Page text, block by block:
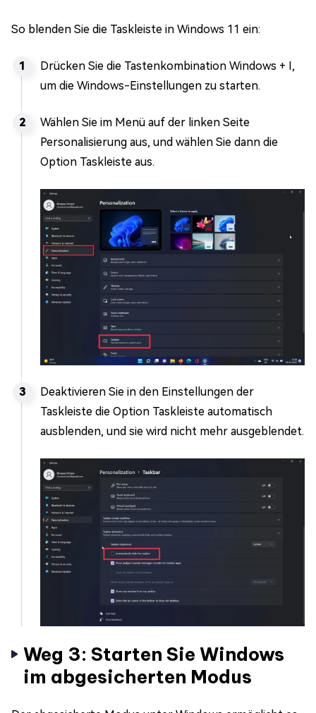
So blenden Sie die Taskleiste in Windows 11 ein:
Drücken Sie die Tastenkombination Windows + I,
um die Windows-Einstellungen zu starten.
Wählen Sie im Menü auf der linken Seite
Personalisierung aus, und wählen Sie dann die
Option Taskleiste aus.
Deaktivieren Sie in den Einstellungen der
Taskleiste die Option Taskleiste automatisch
ausblenden, und sie wird nicht mehr ausgeblendet.
Weg 3: Starten Sie Windows
im abgesicherten Modus